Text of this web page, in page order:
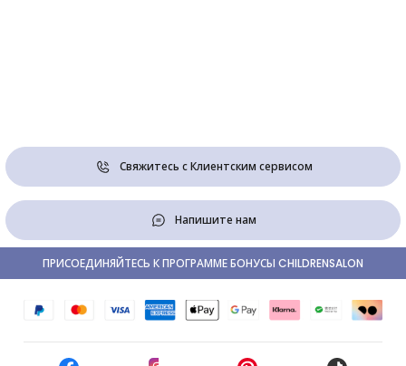
Свяжитесь с Клиентским сервисом
Напишите нам
ПРИСОЕДИНЯЙТЕСЬ К ПРОГРАММЕ БОНУСЫ CHILDRENSALON